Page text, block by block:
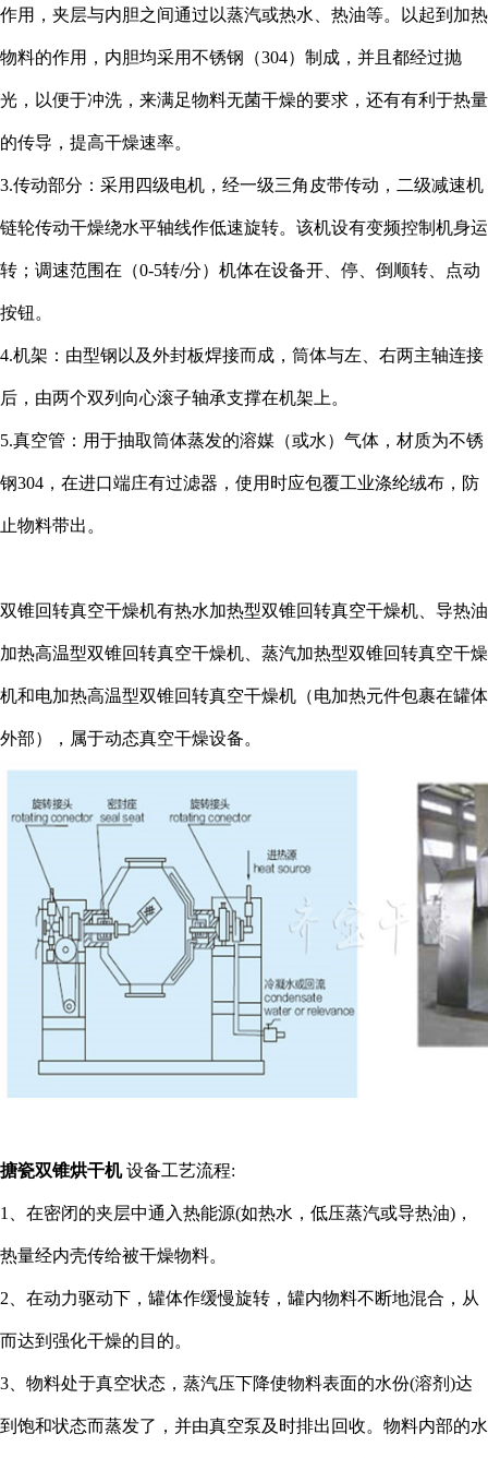
作用，夹层与内胆之间通过以蒸汽或热水、热油等。以起到加热
物料的作用，内胆均采用不锈钢（304）制成，并且都经过抛
光，以便于冲洗，来满足物料无菌干燥的要求，还有有利于热量
的传导，提高干燥速率。
3.传动部分：采用四级电机，经一级三角皮带传动，二级减速机
链轮传动干燥绕水平轴线作低速旋转。该机设有变频控制机身运
转；调速范围在（0-5转/分）机体在设备开、停、倒顺转、点动
按钮。
4.机架：由型钢以及外封板焊接而成，筒体与左、右两主轴连接
后，由两个双列向心滚子轴承支撑在机架上。
5.真空管：用于抽取筒体蒸发的溶媒（或水）气体，材质为不锈
钢304，在进口端庄有过滤器，使用时应包覆工业涤纶绒布，防
止物料带出。
双锥回转真空干燥机有热水加热型双锥回转真空干燥机、导热油
加热高温型双锥回转真空干燥机、蒸汽加热型双锥回转真空干燥
机和电加热高温型双锥回转真空干燥机（电加热元件包裹在罐体
外部），属于动态真空干燥设备。
搪瓷双锥烘干机设备工艺流程:
1、在密闭的夹层中通入热能源(如热水，低压蒸汽或导热油)，
热量经内壳传给被干燥物料。
2、在动力驱动下，罐体作缓慢旋转，罐内物料不断地混合，从
而达到强化干燥的目的。
3、物料处于真空状态，蒸汽压下降使物料表面的水份(溶剂)达
到饱和状态而蒸发了，并由真空泵及时排出回收。物料内部的水